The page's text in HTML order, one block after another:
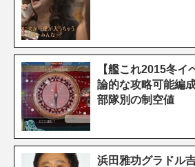
【艦これ2015冬イ
論的な攻略可能編
部隊別の制空値
浜田雅功グラドル